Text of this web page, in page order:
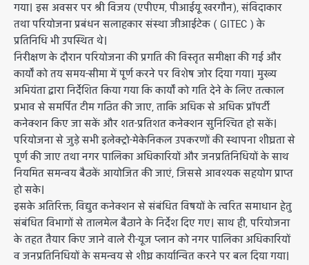
गया। इस अवसर पर श्री विजय (एपीएम, पीआईयू खरगौन), संविदाकार
तथा परियोजना प्रबंधन सलाहकार संस्था जीआईटेक ( GITEC ) के
प्रतिनिधि भी उपस्थित थे।
निरीक्षण के दौरान परियोजना की प्रगति की विस्तृत समीक्षा की गई और
कार्यों को तय समय-सीमा में पूर्ण करने पर विशेष जोर दिया गया। मुख्य
अभियंता द्वारा निर्देशित किया गया कि कार्यों को गति देने के लिए तत्काल
प्रभाव से समर्पित टीम गठित की जाए, ताकि अधिक से अधिक प्रॉपर्टी
कनेक्शन किए जा सकें और शत-प्रतिशत कनेक्शन सुनिश्चित हो सकें।
परियोजना से जुड़े सभी इलेक्ट्रो-मेकेनिकल उपकरणों की स्थापना शीघ्रता से
पूर्ण की जाए तथा नगर पालिका अधिकारियों और जनप्रतिनिधियों के साथ
नियमित समन्वय बैठकें आयोजित की जाएं, जिससे आवश्यक सहयोग प्राप्त
हो सके।
इसके अतिरिक्त, विद्युत कनेक्शन से संबंधित विषयों के त्वरित समाधान हेतु
संबंधित विभागों से तालमेल बैठाने के निर्देश दिए गए। साथ ही, परियोजना
के तहत तैयार किए जाने वाले री-यूज प्लान को नगर पालिका अधिकारियों
व जनप्रतिनिधियों के समन्वय से शीघ्र कार्यान्वित करने पर बल दिया गया।